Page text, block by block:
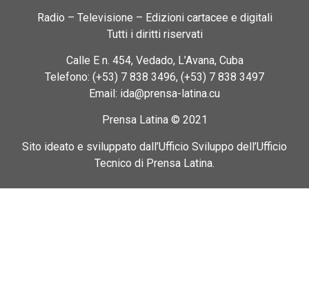
Radio – Televisione – Edizioni cartacee e digitali
Tutti i diritti riservati
Calle E n. 454, Vedado, L’Avana, Cuba
Telefono: (+53) 7 838 3496, (+53) 7 838 3497
Email: ida@prensa-latina.cu
Prensa Latina © 2021
Sito ideato e sviluppato dall’Ufficio Sviluppo dell’Ufficio
Tecnico di Prensa Latina.